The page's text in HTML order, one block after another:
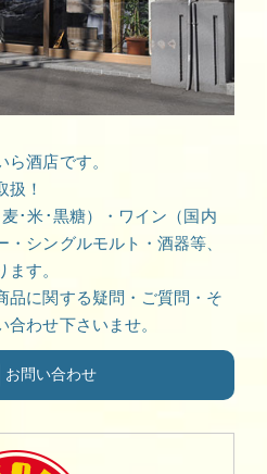
酒店です。
扱！
･米･黒糖）・ワイン（国内
シングルモルト・酒器等、
す。
品に関する疑問・ご質問・そ
わせ下さいませ。
お問い合わせ